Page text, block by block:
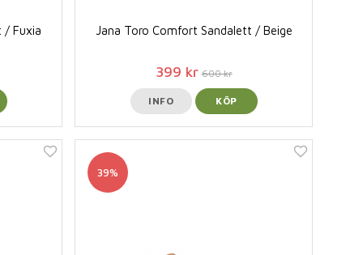
/ Fuxia Jana Toro Comfort Sandalett / Beige
399 kr 600 kr
INFO KÖP
39%